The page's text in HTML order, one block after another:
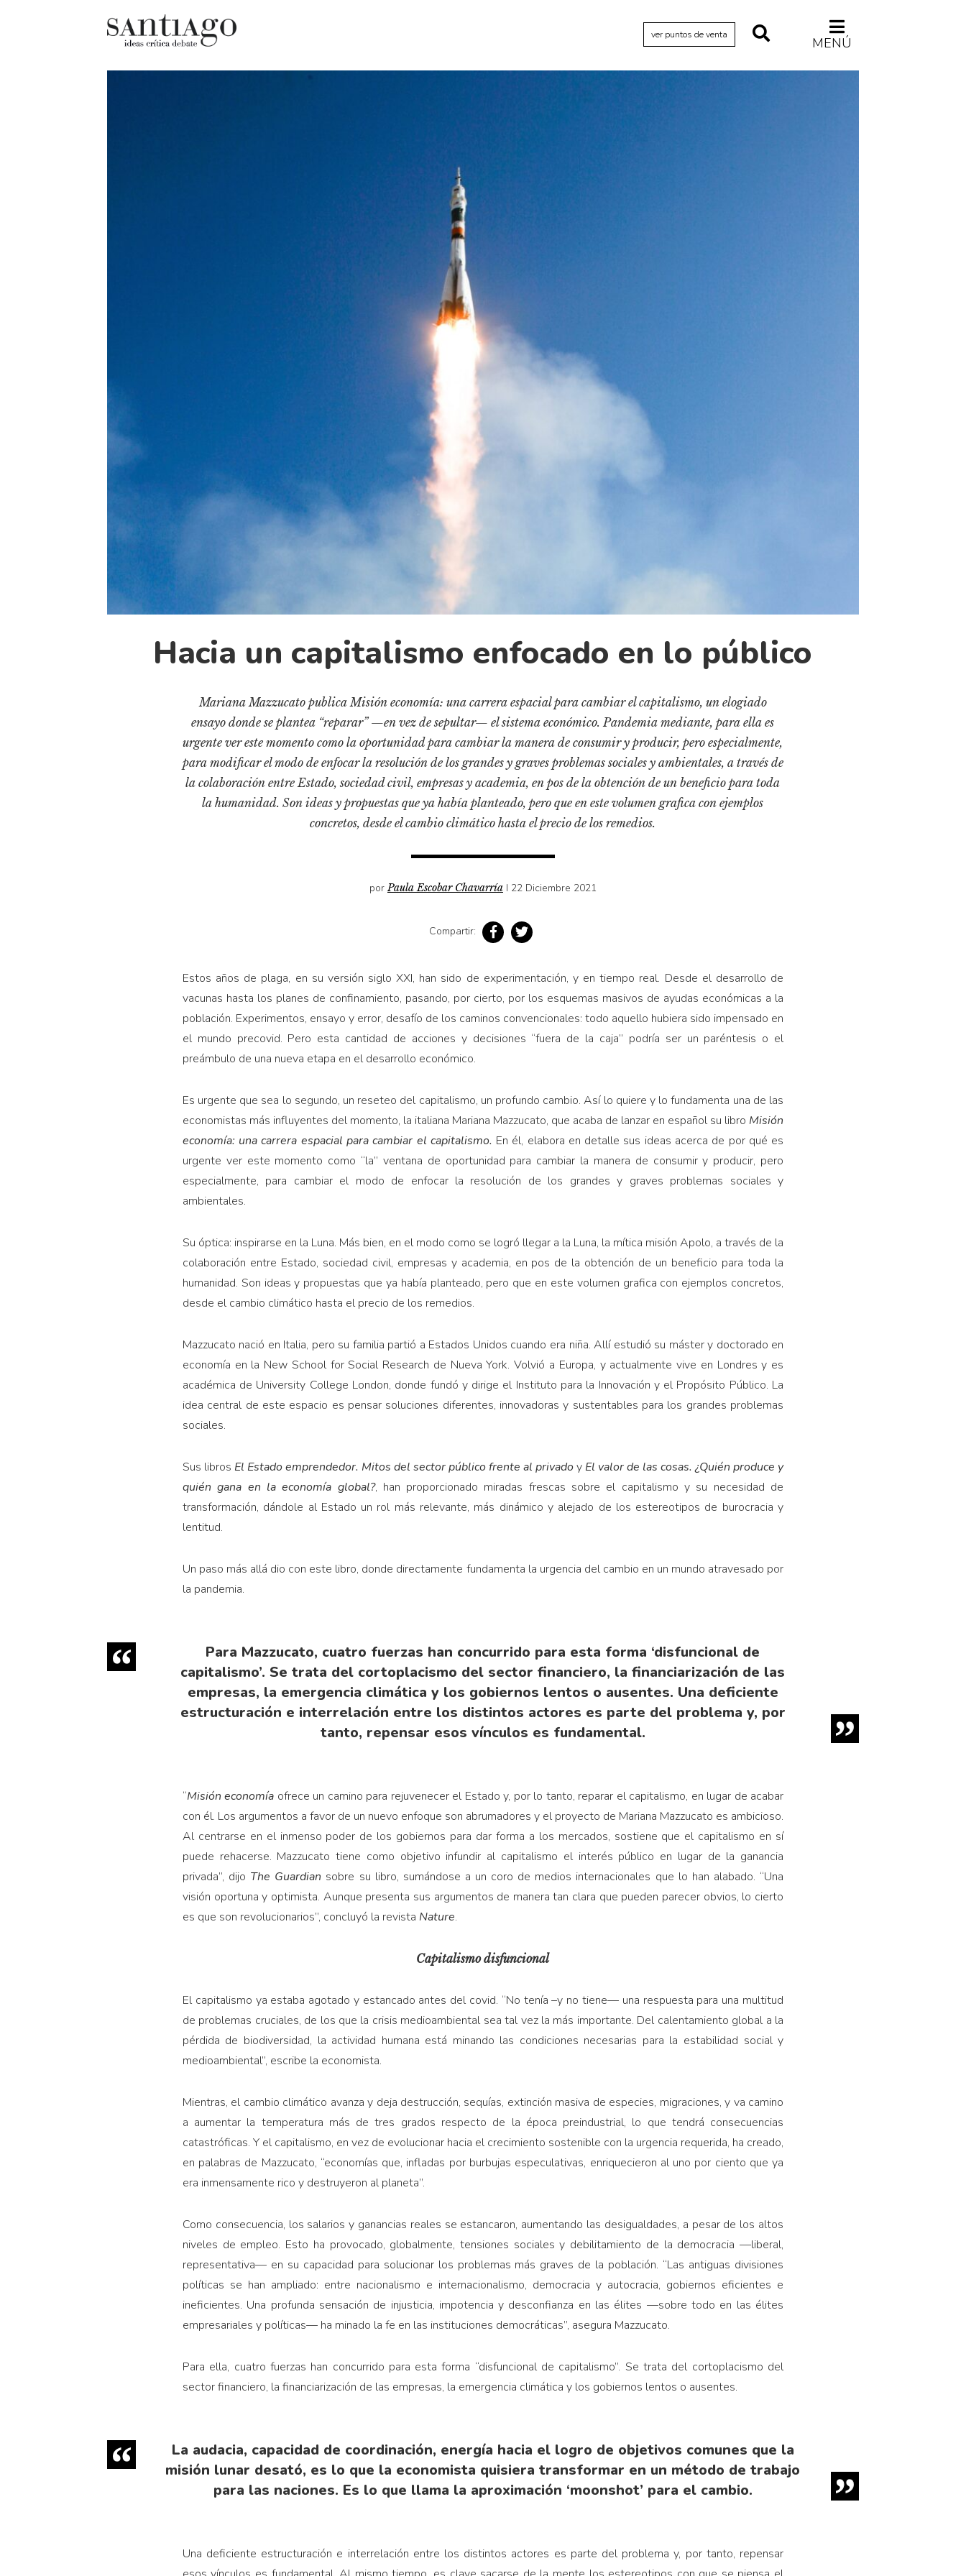
ver puntos de venta MENÚ
Historia
Política
Hacia un capitalismo enfocado en lo público
Mariana Mazzucato publica Misión economía: una carrera espacial para cambiar el capitalismo, un elogiado
ensayo donde se plantea “reparar” —en vez de sepultar— el sistema económico. Pandemia mediante, para ella es
urgente ver este momento como la oportunidad para cambiar la manera de consumir y producir, pero especialmente,
para modificar el modo de enfocar la resolución de los grandes y graves problemas sociales y ambientales, a través de
la colaboración entre Estado, sociedad civil, empresas y academia, en pos de la obtención de un beneficio para toda
la humanidad. Son ideas y propuestas que ya había planteado, pero que en este volumen grafica con ejemplos
concretos, desde el cambio climático hasta el precio de los remedios.
porPaula Escobar Chavarría I 22 Diciembre 2021
Compartir:
Estos años de plaga, en su versión siglo XXI, han sido de experimentación, y en tiempo real. Desde el desarrollo de
vacunas hasta los planes de confinamiento, pasando, por cierto, por los esquemas masivos de ayudas económicas a la
población. Experimentos, ensayo y error, desafío de los caminos convencionales: todo aquello hubiera sido impensado en
el mundo precovid. Pero esta cantidad de acciones y decisiones “fuera de la caja” podría ser un paréntesis o el
preámbulo de una nueva etapa en el desarrollo económico.
Es urgente que sea lo segundo, un reseteo del capitalismo, un profundo cambio. Así lo quiere y lo fundamenta una de las
economistas más influyentes del momento, la italiana Mariana Mazzucato, que acaba de lanzar en español su libro Misión
economía: una carrera espacial para cambiar el capitalismo. En él, elabora en detalle sus ideas acerca de por qué es
urgente ver este momento como “la” ventana de oportunidad para cambiar la manera de consumir y producir, pero
especialmente, para cambiar el modo de enfocar la resolución de los grandes y graves problemas sociales y
ambientales.
Su óptica: inspirarse en la Luna. Más bien, en el modo como se logró llegar a la Luna, la mítica misión Apolo, a través de la
colaboración entre Estado, sociedad civil, empresas y academia, en pos de la obtención de un beneficio para toda la
humanidad. Son ideas y propuestas que ya había planteado, pero que en este volumen grafica con ejemplos concretos,
desde el cambio climático hasta el precio de los remedios.
Mazzucato nació en Italia, pero su familia partió a Estados Unidos cuando era niña. Allí estudió su máster y doctorado en
economía en la New School for Social Research de Nueva York. Volvió a Europa, y actualmente vive en Londres y es
académica de University College London, donde fundó y dirige el Instituto para la Innovación y el Propósito Público. La
idea central de este espacio es pensar soluciones diferentes, innovadoras y sustentables para los grandes problemas
sociales.
Sus libros El Estado emprendedor. Mitos del sector público frente al privadoy El valor de las cosas. ¿Quién produce y
quién gana en la economía global?, han proporcionado miradas frescas sobre el capitalismo y su necesidad de
transformación, dándole al Estado un rol más relevante, más dinámico y alejado de los estereotipos de burocracia y
lentitud.
Un paso más allá dio con este libro, donde directamente fundamenta la urgencia del cambio en un mundo atravesado por
la pandemia.
Para Mazzucato, cuatro fuerzas han concurrido para esta forma ‘disfuncional de
capitalismo’. Se trata del cortoplacismo del sector financiero, la financiarización de las
empresas, la emergencia climática y los gobiernos lentos o ausentes. Una deficiente
estructuración e interrelación entre los distintos actores es parte del problema y, por
tanto, repensar esos vínculos es fundamental.
“Misión economía ofrece un camino para rejuvenecer el Estado y, por lo tanto, reparar el capitalismo, en lugar de acabar
con él. Los argumentos a favor de un nuevo enfoque son abrumadores y el proyecto de Mariana Mazzucato es ambicioso.
Al centrarse en el inmenso poder de los gobiernos para dar forma a los mercados, sostiene que el capitalismo en sí
puede rehacerse. Mazzucato tiene como objetivo infundir al capitalismo el interés público en lugar de la ganancia
privada”, dijo The Guardian sobre su libro, sumándose a un coro de medios internacionales que lo han alabado. “Una
visión oportuna y optimista. Aunque presenta sus argumentos de manera tan clara que pueden parecer obvios, lo cierto
es que son revolucionarios”, concluyó la revista Nature.
Capitalismo disfuncional
El capitalismo ya estaba agotado y estancado antes del covid. “No tenía –y no tiene— una respuesta para una multitud
de problemas cruciales, de los que la crisis medioambiental sea tal vez la más importante. Del calentamiento global a la
pérdida de biodiversidad, la actividad humana está minando las condiciones ne­cesarias para la estabilidad social y
medioambiental”, escribe la economista.
Mientras, el cambio climático avanza y deja destrucción, sequías, extinción masiva de especies, migraciones, y va camino
a aumentar la temperatura más de tres grados respecto de la época preindustrial, lo que tendrá consecuencias
catastróficas. Y el capitalismo, en vez de evolucionar hacia el crecimiento sostenible con la urgencia requerida, ha creado,
en palabras de Mazzucato, “economías que, infladas por burbujas especulativas, enriquecieron al uno por ciento que ya
era inmensamente rico y destruyeron al planeta”.
Como consecuencia, los salarios y ganancias reales se estancaron, aumentando las desigualdades, a pesar de los altos
niveles de empleo. Esto ha provocado, globalmente, tensiones sociales y debilitamiento de la democracia —liberal,
representativa— en su capacidad para solucionar los problemas más graves de la población. “Las antiguas divisiones
políticas se han ampliado: entre nacionalismo e internacionalismo, democracia y autocracia, gobiernos eficientes e
ineficientes. Una profunda sensación de injusticia, impotencia y desconfianza en las élites —sobre todo en las élites
empresariales y políticas— ha minado la fe en las instituciones democráticas”, asegura Mazzucato.
Para ella, cuatro fuerzas han concurrido para esta forma “disfuncional de capitalismo”. Se trata del cortoplacismo del
sector financiero, la financiarización de las empresas, la emergencia climática y los gobiernos lentos o ausentes.
La audacia, capacidad de coordinación, energía hacia el logro de objetivos comunes que la
misión lunar desató, es lo que la economista quisiera transformar en un método de trabajo
para las naciones. Es lo que llama la aproximación ‘moonshot’ para el cambio.
Una deficiente estructuración e interrelación entre los distintos actores es parte del problema y, por tanto, repensar